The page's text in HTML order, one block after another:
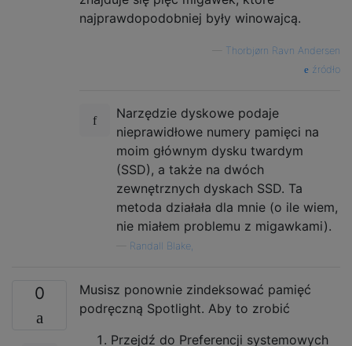
najprawdopodobniej były winowajcą.
Thorbjørn Ravn Andersen
źródło
Narzędzie dyskowe podaje
nieprawidłowe numery pamięci na
moim głównym dysku twardym
(SSD), a także na dwóch
zewnętrznych dyskach SSD. Ta
metoda działała dla mnie (o ile wiem,
nie miałem problemu z migawkami).
Randall Blake,
0
Musisz ponownie zindeksować pamięć
podręczną Spotlight. Aby to zrobić
Przejdź do Preferencji systemowych